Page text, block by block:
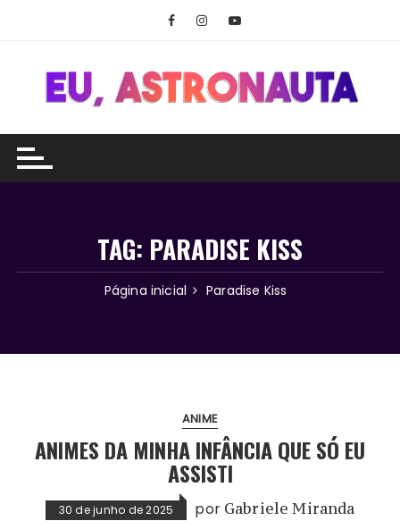
conteúdo
TAG: PARADISE KISS
Página inicial Paradise Kiss
ANIME
ANIMES DA MINHA INFÂNCIA QUE SÓ EU
ASSISTI
30 de junho de 2025 por Gabriele Miranda